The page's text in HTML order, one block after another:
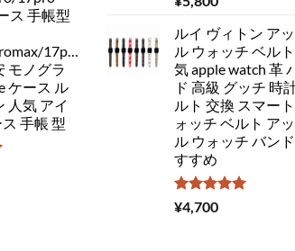
ス 手帳型
17pro/16
モノグラ
ケース ル
人気 アイ
手帳 型
5.00
ルイ ヴィトン ア
ル ウォッチ ベルト
気 apple watch 革
ド 高級 グッチ 時
ルト 交換 スマー
ォッチ ベルト ア
ル ウォッチ バン
すすめ
5段階中
5.00
¥4,700